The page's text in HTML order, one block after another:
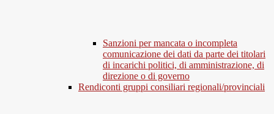
Sanzioni per mancata o incompleta
comunicazione dei dati da parte dei titolari
di incarichi politici, di amministrazione, di
direzione o di governo
Rendiconti gruppi consiliari regionali/provinciali